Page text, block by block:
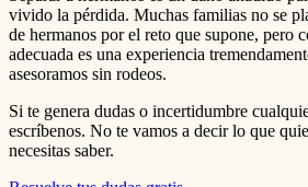
vivido la pérdida. Muchas familias no se
de hermanos por el reto que supone, pero
adecuada es una experiencia
asesoramos sin rodeos.
Si te genera dudas o incertidumbre
escríbenos. No te vamos a decir lo que
necesitas saber.